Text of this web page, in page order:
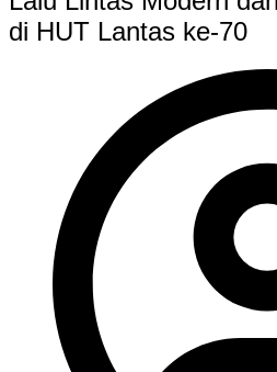
di HUT Lantas ke-70